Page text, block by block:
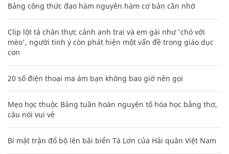
Bảng công thức đạo hàm nguyên hàm cơ bản cần nhớ
Clip lột tả chân thực cảnh anh trai và em gái như 'chó với
mèo', người tinh ý còn phát hiện một vấn đề trong giáo dục
con
20 số điện thoại ma ám bạn không bao giờ nên gọi
Mẹo học thuộc Bảng tuần hoàn nguyên tố hóa học bằng thơ,
câu nói vui vẻ
Bí mật trận đổ bộ lên bãi biển Tà Lơn của Hải quân Việt Nam